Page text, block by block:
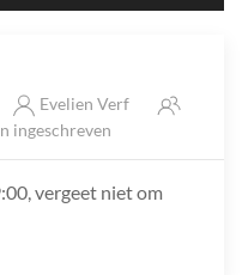
Evelien Verf
ingeschreven
vergeet niet om